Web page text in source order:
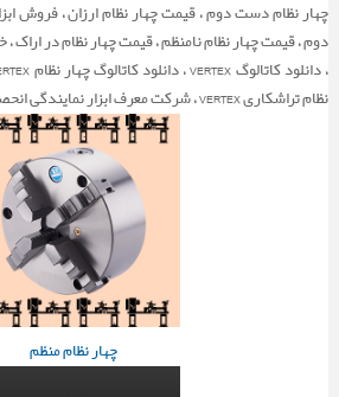
چهار نظام دست دوم ، قیمت چهار نظام ارزان ، فروش
دوم ، قیمت چهار نظام نامنظم ، قیمت چهار نظام در
نظام تراشکاری VERTEX ، شرکت معرف ابزار نمایندگی انحصاری VERTEX تایوان در تهران
چهار نظام منظم